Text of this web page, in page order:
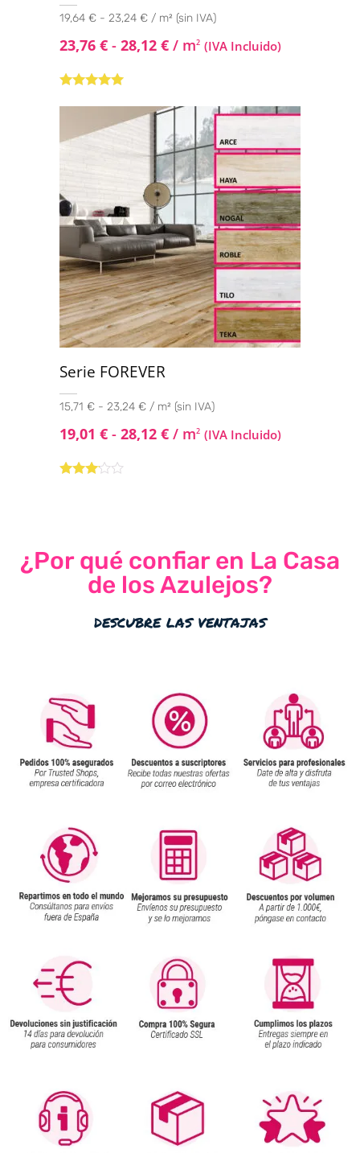
19,64 € - 23,24 € / m² (sin IVA)
23,76 € - 28,12 € / m2 (IVA Incluido)
5.00de 5
Serie FOREVER
15,71 € - 23,24 € / m² (sin IVA)
19,01 € - 28,12 € / m2 (IVA Incluido)
¿Por qué confiar en La Casa
de los Azulejos?
descubre las ventajas